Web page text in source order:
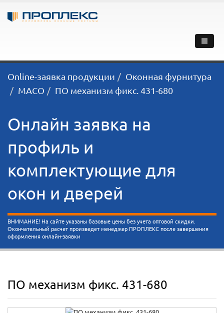
Online-заявка продукции
Оконная фурнитура
MACO
ПО механизм фикс. 431-680
Онлайн заявка на
профиль и
комплектующие для
окон и дверей
ВНИМАНИЕ! На сайте указаны базовые цены без учета оптовой скидки.
Окончательный расчет произведет менеджер ПРОПЛЕКС после завершения
оформления онлайн-заявки
ПО механизм фикс. 431-680